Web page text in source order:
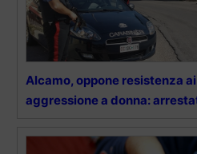
Alcamo, oppone resistenza
aggressione a donna: